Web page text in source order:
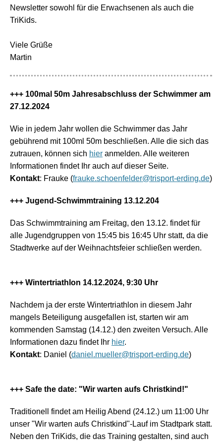
Newsletter sowohl für die Erwachsenen als auch die
TriKids.
Viele Grüße
Martin
+++ 100mal 50m Jahresabschluss der Schwimmer am
27.12.2024
Wie in jedem Jahr wollen die Schwimmer das Jahr
gebührend mit 100ml 50m beschließen. Alle die sich das
zutrauen, können sich hier anmelden. Alle weiteren
Informationen findet Ihr auch auf dieser Seite.
Kontakt: Frauke (frauke.schoenfelder@trisport-erding.de)
+++ Jugend-Schwimmtraining 13.12.204
Das Schwimmtraining am Freitag, den 13.12. findet für
alle Jugendgruppen von 15:45 bis 16:45 Uhr statt, da die
Stadtwerke auf der Weihnachtsfeier schließen werden.
+++ Wintertriathlon 14.12.2024, 9:30 Uhr
Nachdem ja der erste Wintertriathlon in diesem Jahr
mangels Beteiligung ausgefallen ist, starten wir am
kommenden Samstag (14.12.) den zweiten Versuch. Alle
Informationen dazu findet Ihr hier.
Kontakt: Daniel (daniel.mueller@trisport-erding.de)
+++ Safe the date: "Wir warten aufs Christkind!"
Traditionell findet am Heilig Abend (24.12.) um 11:00 Uhr
unser "Wir warten aufs Christkind"-Lauf im Stadtpark statt.
Neben den TriKids, die das Training gestalten, sind auch